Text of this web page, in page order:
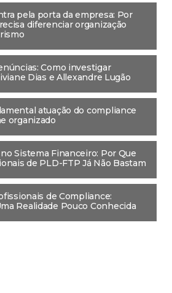
pela porta da empresa: Por
diferenciar organização
Como investigar
Dias e Allexandre Lugão
atuação do compliance
organizado
Sistema Financeiro: Por Que
de PLD-FTP Já Não Bastam
de Compliance:
Realidade Pouco Conhecida